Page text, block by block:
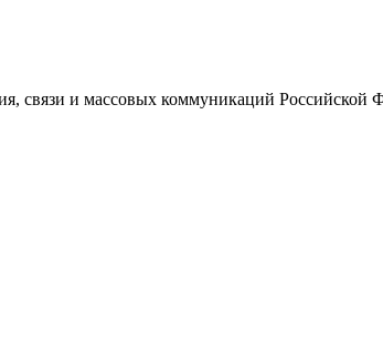
связи и массовых коммуникаций Российской